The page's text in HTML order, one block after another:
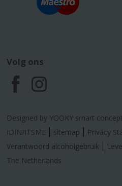
Volg ons
F
a
c
e
I
n
s
t
Designed by YOOKY smart
IDIN/ITSME
sitemap Privacy
Verantwoord alcoholgebruik
The Netherlands